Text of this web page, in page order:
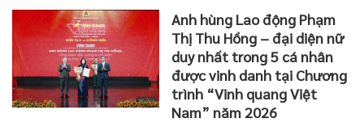
Anh hùng Lao động Phạm
Thị Thu Hồng – đại diện nữ
duy nhất trong 5 cá nhân
được vinh danh tại Chương
trình “Vinh quang Việt
Nam” năm 2026